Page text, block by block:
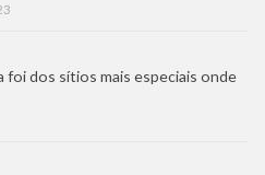
foi dos sítios mais especiais onde